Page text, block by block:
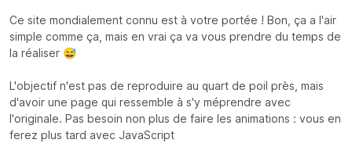
Ce site mondialement connu est à votre portée ! Bon, ça a l'air
simple comme ça, mais en vrai ça va vous prendre du temps de
la réaliser 😅
L'objectif n'est pas de reproduire au quart de poil près, mais
d'avoir une page qui ressemble à s'y méprendre avec
l'originale. Pas besoin non plus de faire les animations : vous en
ferez plus tard avec JavaScript